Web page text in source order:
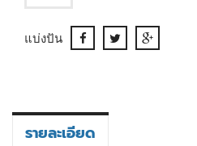
แบ่งปัน
รายละเอียด